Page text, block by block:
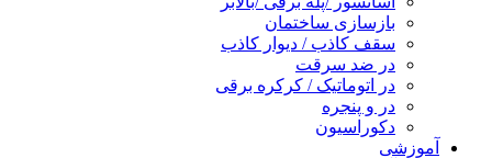
بازسازی ساختمان
سقف کاذب / دیوار کاذب
در ضد سرقت
در اتوماتیک / کرکره برقی
در و پنجره
دکوراسیون
آموزشی